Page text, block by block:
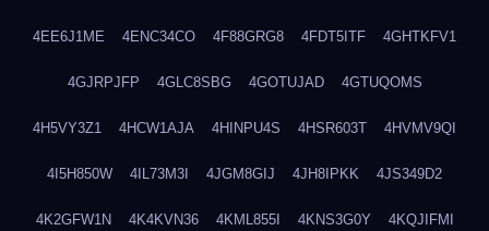
4EE6J1ME 4ENC34CO 4F88GRG8 4FDT5ITF 4GHTKFV1
4GJRPJFP 4GLC8SBG 4GOTUJAD 4GTUQOMS
4H5VY3Z1 4HCW1AJA 4HINPU4S 4HSR603T 4HVMV9QI
4I5H850W 4IL73M3I 4JGM8GIJ 4JH8IPKK 4JS349D2
4K2GFW1N 4K4KVN36 4KML855I 4KNS3G0Y 4KQJIFMI